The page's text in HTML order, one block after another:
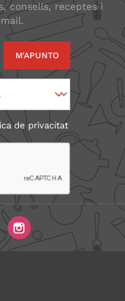
consells, receptes i
de privacitat